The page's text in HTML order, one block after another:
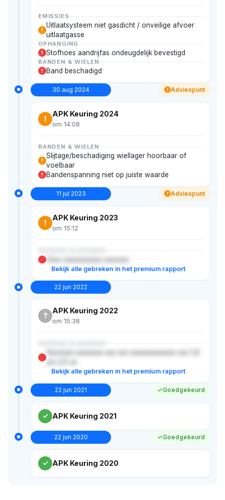
EMISSIES
!
Uitlaatsysteem niet gasdicht / onveilige afvoer
uitlaatgasse
OPHANGING
! Stofhoes aandrijfas ondeugdelijk bevestigd
BANDEN & WIELEN
! Band beschadigd
30 aug 2024 ! Adviespunt
!
APK Keuring 2024
om 14:08
BANDEN & WIELEN
!
Slijtage/beschadiging wiellager hoorbaar of
voelbaar
! Bandenspanning niet op juiste waarde
11 jul 2023 ! Adviespunt
!
APK Keuring 2023
om 15:12
XXXXXX & XXXXXX
Xxxx xxxxxxxxxxx xxxxxxx
Bekijk alle gebreken in het premium rapport
22 jun 2022
?
APK Keuring 2022
om 15:38
XXXXXX & XXXXXX
Xxxx(xx) xxxxxxxx xxx xxx xxxxxxxxxxxxx xxx 1,6
Bekijk alle gebreken in het premium rapport
22 jun 2021 Goedgekeurd
APK Keuring 2021
22 jun 2020 Goedgekeurd
APK Keuring 2020